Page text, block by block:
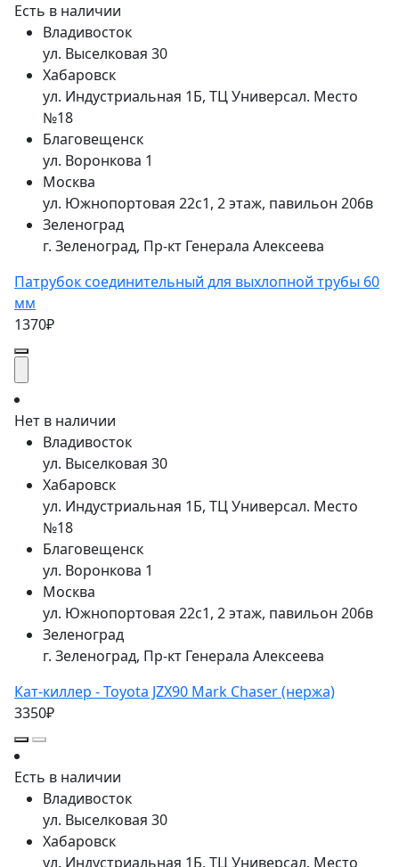
Есть в наличии
Владивосток
ул. Выселковая 30
Хабаровск
ул. Индустриальная 1Б, ТЦ Универсал. Место
№18
Благовещенск
ул. Воронкова 1
Москва
ул. Южнопортовая 22с1, 2 этаж, павильон 206в
Зеленоград
г. Зеленоград, Пр-кт Генерала Алексеева
Патрубок соединительный для выхлопной трубы 60
мм
1370₽
Нет в наличии
Владивосток
ул. Выселковая 30
Хабаровск
ул. Индустриальная 1Б, ТЦ Универсал. Место
№18
Благовещенск
ул. Воронкова 1
Москва
ул. Южнопортовая 22с1, 2 этаж, павильон 206в
Зеленоград
г. Зеленоград, Пр-кт Генерала Алексеева
Кат-киллер - Toyota JZX90 Mark Chaser (нержа)
3350₽
Есть в наличии
Владивосток
ул. Выселковая 30
Хабаровск
ул. Индустриальная 1Б, ТЦ Универсал. Место